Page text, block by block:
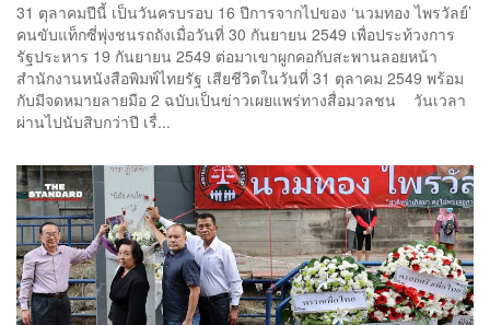
31 ตุลาคมปีนี้ เป็นวันครบรอบ 16 ปีการจากไปของ ‘นวมทอง ไพรวัลย์’
คนขับแท็กซี่พุ่งชนรถถังเมื่อวันที่ 30 กันยายน 2549 เพื่อประท้วงการ
รัฐประหาร 19 กันยายน 2549 ต่อมาเขาผูกคอกับสะพานลอยหน้า
สำนักงานหนังสือพิมพ์ไทยรัฐ เสียชีวิตในวันที่ 31 ตุลาคม 2549 พร้อม
กับมีจดหมายลายมือ 2 ฉบับเป็นข่าวเผยแพร่ทางสื่อมวลชน วันเวลา
ผ่านไปนับสิบกว่าปี เรื่...